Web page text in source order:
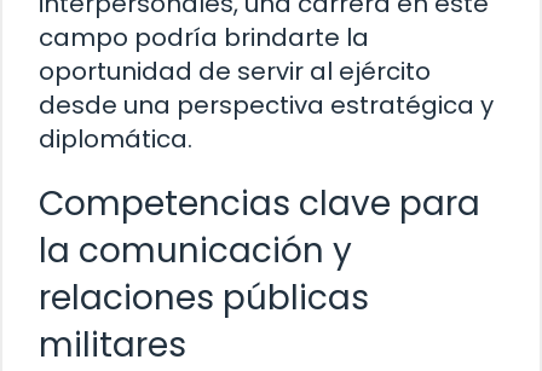
campo podría brindarte la
oportunidad de servir al ejército
desde una perspectiva estratégica y
diplomática.
Competencias clave para
la comunicación y
relaciones públicas
militares